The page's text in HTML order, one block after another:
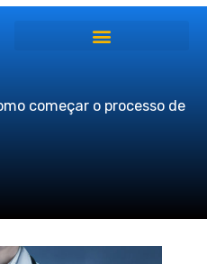
começar o processo de